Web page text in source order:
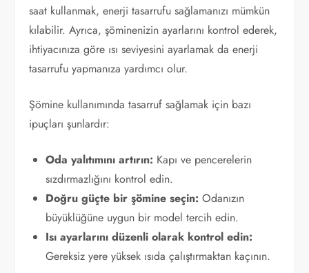
saat kullanmak, enerji tasarrufu sağlamanızı mümkün
kılabilir. Ayrıca, şöminenizin ayarlarını kontrol ederek,
ihtiyacınıza göre ısı seviyesini ayarlamak da enerji
tasarrufu yapmanıza yardımcı olur.
Şömine kullanımında tasarruf sağlamak için bazı
ipuçları şunlardır:
Oda yalıtımını artırın: Kapı ve pencerelerin
sızdırmazlığını kontrol edin.
Doğru güçte bir şömine seçin: Odanızın
büyüklüğüne uygun bir model tercih edin.
Isı ayarlarını düzenli olarak kontrol edin:
Gereksiz yere yüksek ısıda çalıştırmaktan kaçının.